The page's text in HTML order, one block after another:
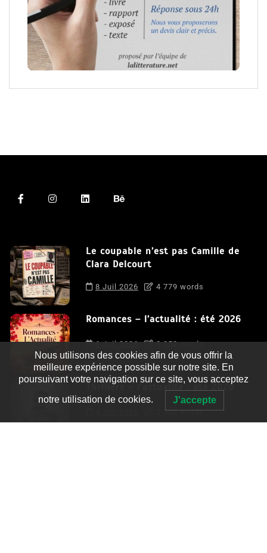
Le coupable n’est pas Camille de
Clara Delcourt
8 Juil 2026 4 779 words
Romances – l’actualité : été 2026
6 Juil 2026 3 052 words
Thrillers – l’actualité : été 2026
2 995 words
Nous utilisons des cookies afin de vous offrir la
meilleure expérience possible sur notre site. En
poursuivant votre navigation sur ce site, vous acceptez
notre utilisation de cookies. J'accepte